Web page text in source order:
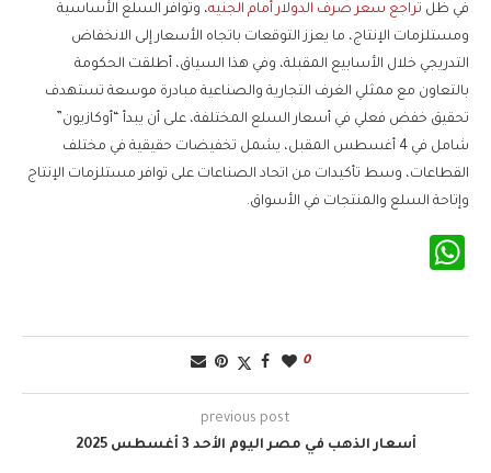
في ظل تراجع سعر صرف الدولار أمام الجنيه، وتوافر السلع الأساسية
ومستلزمات الإنتاج، ما يعزز التوقعات باتجاه الأسعار إلى الانخفاض
التدريجي خلال الأسابيع المقبلة، وفي هذا السياق، أطلقت الحكومة
بالتعاون مع ممثلي الغرف التجارية والصناعية مبادرة موسعة تستهدف
تحقيق خفض فعلي في أسعار السلع المختلفة، على أن يبدأ “أوكازيون”
شامل في 4 أغسطس المقبل، يشمل تخفيضات حقيقية في مختلف
القطاعات، وسط تأكيدات من اتحاد الصناعات على توافر مستلزمات الإنتاج
وإتاحة السلع والمنتجات في الأسواق.
0
previous post
أسعار الذهب في مصر اليوم الأحد 3 أغسطس 2025